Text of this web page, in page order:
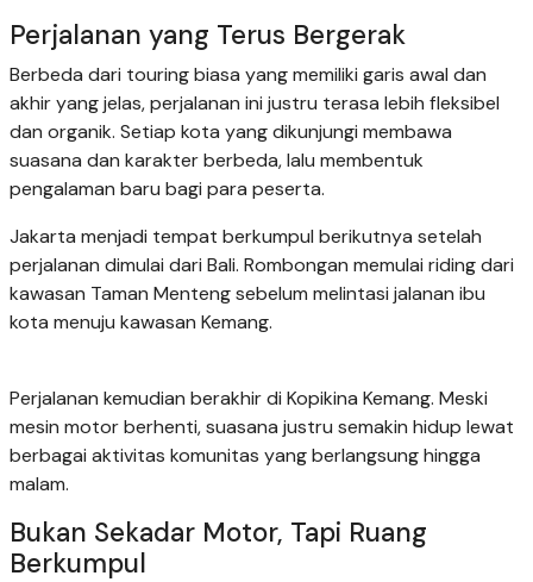
Perjalanan yang Terus Bergerak
Berbeda dari touring biasa yang memiliki garis awal dan
akhir yang jelas, perjalanan ini justru terasa lebih fleksibel
dan organik. Setiap kota yang dikunjungi membawa
suasana dan karakter berbeda, lalu membentuk
pengalaman baru bagi para peserta.
Jakarta menjadi tempat berkumpul berikutnya setelah
perjalanan dimulai dari Bali. Rombongan memulai riding dari
kawasan Taman Menteng sebelum melintasi jalanan ibu
kota menuju kawasan Kemang.
Perjalanan kemudian berakhir di Kopikina Kemang. Meski
mesin motor berhenti, suasana justru semakin hidup lewat
berbagai aktivitas komunitas yang berlangsung hingga
malam.
Bukan Sekadar Motor, Tapi Ruang
Berkumpul